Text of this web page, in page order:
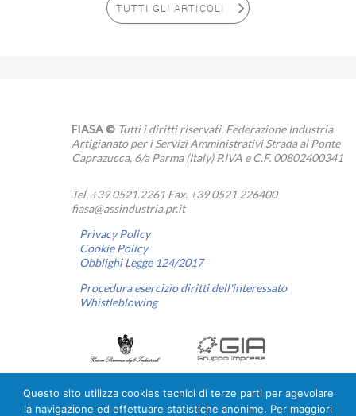
TUTTI GLI ARTICOLI
FIASA ©Tutti i diritti riservati. Federazione Industria
Artigianato per i Servizi Amministrativi Strada al Ponte
Caprazucca, 6/a Parma (Italy) P.IVA e C.F. 00802400341
Tel. +39 0521.2261 Fax. +39 0521.226400
fiasa@assindustria.pr.it
Privacy Policy
Cookie Policy
Obblighi Legge 124/2017
Procedura esercizio diritti dell'interessato
Whistleblowing
Questo sito utilizza cookies tecnici di terze parti per agevolare
la navigazione ed effettuare statistiche anonime. Per maggiori